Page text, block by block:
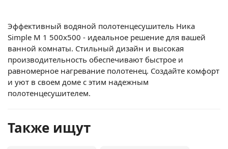
Эффективный водяной полотенцесушитель Ника
Simple М 1 500x500 - идеальное решение для вашей
ванной комнаты. Стильный дизайн и высокая
производительность обеспечивают быстрое и
равномерное нагревание полотенец. Создайте комфорт
и уют в своем доме с этим надежным
полотенцесушителем.
Также ищут